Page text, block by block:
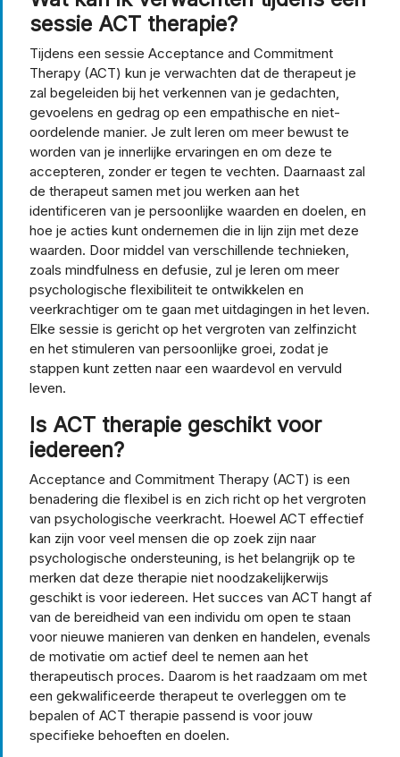
sessie ACT therapie?
Tijdens een sessie Acceptance and Commitment
Therapy (ACT) kun je verwachten dat de therapeut je
zal begeleiden bij het verkennen van je gedachten,
gevoelens en gedrag op een empathische en niet-
oordelende manier. Je zult leren om meer bewust te
worden van je innerlijke ervaringen en om deze te
accepteren, zonder er tegen te vechten. Daarnaast zal
de therapeut samen met jou werken aan het
identificeren van je persoonlijke waarden en doelen, en
hoe je acties kunt ondernemen die in lijn zijn met deze
waarden. Door middel van verschillende technieken,
zoals mindfulness en defusie, zul je leren om meer
psychologische flexibiliteit te ontwikkelen en
veerkrachtiger om te gaan met uitdagingen in het leven.
Elke sessie is gericht op het vergroten van zelfinzicht
en het stimuleren van persoonlijke groei, zodat je
stappen kunt zetten naar een waardevol en vervuld
leven.
Is ACT therapie geschikt voor
iedereen?
Acceptance and Commitment Therapy (ACT) is een
benadering die flexibel is en zich richt op het vergroten
van psychologische veerkracht. Hoewel ACT effectief
kan zijn voor veel mensen die op zoek zijn naar
psychologische ondersteuning, is het belangrijk op te
merken dat deze therapie niet noodzakelijkerwijs
geschikt is voor iedereen. Het succes van ACT hangt af
van de bereidheid van een individu om open te staan
voor nieuwe manieren van denken en handelen, evenals
de motivatie om actief deel te nemen aan het
therapeutisch proces. Daarom is het raadzaam om met
een gekwalificeerde therapeut te overleggen om te
bepalen of ACT therapie passend is voor jouw
specifieke behoeften en doelen.